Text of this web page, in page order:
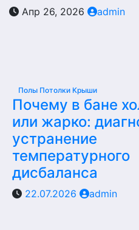
Апр 26, 2026 admin
Полы Потолки Крыши
Почему в бане
или жарко:
устранение
температурного
дисбаланса
22.07.2026 admin